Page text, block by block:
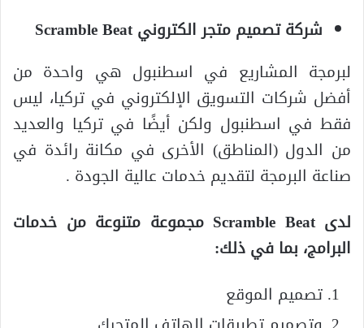
شركة تصميم متجر الكتروني Scramble Beat
لبرمجة المشاريع في اسطنبول هي واحدة من
أفضل شركات التسويق الإلكتروني في تركيا، ليس
فقط في اسطنبول ولكن أيضًا في تركيا والعديد
من الدول (المناطق) الأخرى في مكانة رائدة في
صناعة البرمجة لتقديم خدمات عالية الجودة .
لدى Scramble Beat مجموعة متنوعة من خدمات
البرامج، بما في ذلك:
تصميم الموقع